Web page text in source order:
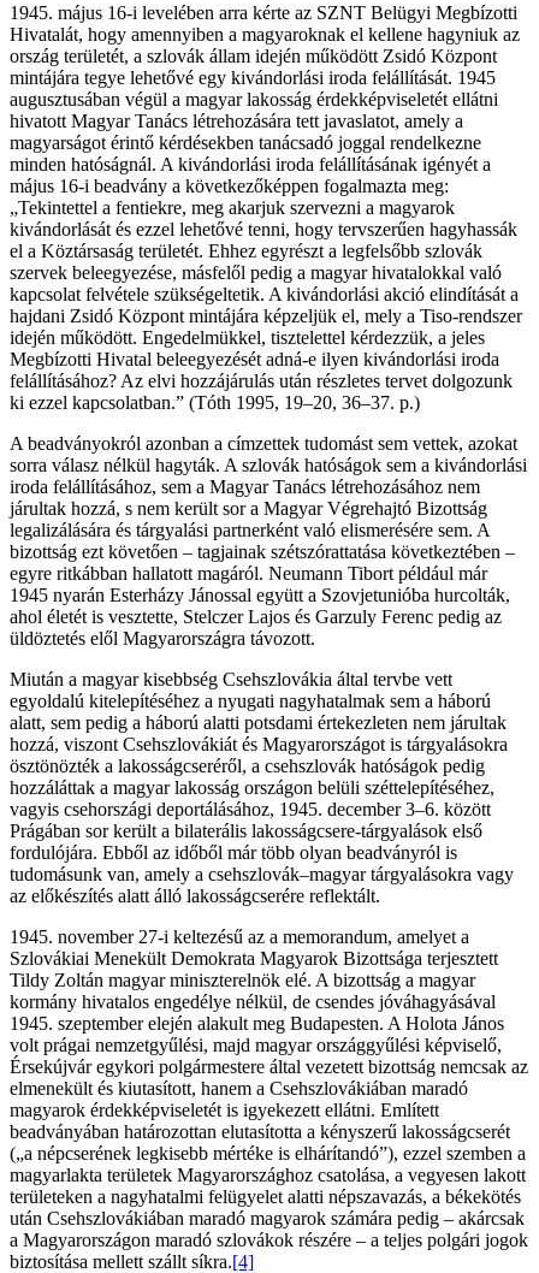
1945. május 16-i levelében arra kérte az SZNT Belügyi Megbízotti
Hivatalát, hogy amennyiben a magyaroknak el kellene hagyniuk az
ország területét, a szlovák állam idején működött Zsidó Központ
mintájára tegye lehetővé egy kivándorlási iroda felállítását. 1945
augusztusában végül a magyar lakosság érdekképviseletét ellátni
hivatott Magyar Tanács létrehozására tett javaslatot, amely a
magyarságot érintő kérdésekben tanácsadó joggal rendelkezne
minden hatóságnál. A kivándorlási iroda felállításának igényét a
május 16-i beadvány a következőképpen fogalmazta meg:
„Tekintettel a fentiekre, meg akarjuk szervezni a magyarok
kivándorlását és ezzel lehetővé tenni, hogy tervszerűen hagyhassák
el a Köztársaság területét. Ehhez egyrészt a legfelsőbb szlovák
szervek beleegyezése, másfelől pedig a magyar hivatalokkal való
kapcsolat felvétele szükségeltetik. A kivándorlási akció elindítását a
hajdani Zsidó Központ mintájára képzeljük el, mely a Tiso-rendszer
idején működött. Engedelmükkel, tisztelettel kérdezzük, a jeles
Megbízotti Hivatal beleegyezését adná-e ilyen kivándorlási iroda
felállításához? Az elvi hozzájárulás után részletes tervet dolgozunk
ki ezzel kapcsolatban.” (Tóth 1995, 19–20, 36–37. p.)
A beadványokról azonban a címzettek tudomást sem vettek, azokat
sorra válasz nélkül hagyták. A szlovák hatóságok sem a kivándorlási
iroda felállításához, sem a Magyar Tanács létrehozásához nem
járultak hozzá, s nem került sor a Magyar Végrehajtó Bizottság
legalizálására és tárgyalási partnerként való elismerésére sem. A
bizottság ezt követően – tagjainak szétszórattatása következtében –
egyre ritkábban hallatott magáról. Neumann Tibort például már
1945 nyarán Esterházy Jánossal együtt a Szovjetunióba hurcolták,
ahol életét is vesztette, Stelczer Lajos és Garzuly Ferenc pedig az
üldöztetés elől Magyarországra távozott.
Miután a magyar kisebbség Csehszlovákia által tervbe vett
egyoldalú kitelepítéséhez a nyugati nagyhatalmak sem a háború
alatt, sem pedig a háború alatti potsdami értekezleten nem járultak
hozzá, viszont Csehszlovákiát és Magyarországot is tárgyalásokra
ösztönözték a lakosságcseréről, a csehszlovák hatóságok pedig
hozzáláttak a magyar lakosság országon belüli széttelepítéséhez,
vagyis csehországi deportálásához, 1945. december 3–6. között
Prágában sor került a bilaterális lakosságcsere-tárgyalások első
fordulójára. Ebből az időből már több olyan beadványról is
tudomásunk van, amely a csehszlovák–magyar tárgyalásokra vagy
az előkészítés alatt álló lakosságcserére reflektált.
1945. november 27-i keltezésű az a memorandum, amelyet a
Szlovákiai Menekült Demokrata Magyarok Bizottsága terjesztett
Tildy Zoltán magyar miniszterelnök elé. A bizottság a magyar
kormány hivatalos engedélye nélkül, de csendes jóváhagyásával
1945. szeptember elején alakult meg Budapesten. A Holota János
volt prágai nemzetgyűlési, majd magyar országgyűlési képviselő,
Érsekújvár egykori polgármestere által vezetett bizottság nemcsak az
elmenekült és kiutasított, hanem a Csehszlovákiában maradó
magyarok érdekképviseletét is igyekezett ellátni. Említett
beadványában határozottan elutasította a kényszerű lakosságcserét
(„a népcserének legkisebb mértéke is elhárítandó”), ezzel szemben a
magyarlakta területek Magyarországhoz csatolása, a vegyesen lakott
területeken a nagyhatalmi felügyelet alatti népszavazás, a békekötés
után Csehszlovákiában maradó magyarok számára pedig – akárcsak
a Magyarországon maradó szlovákok részére – a teljes polgári jogok
biztosítása mellett szállt síkra.[4]